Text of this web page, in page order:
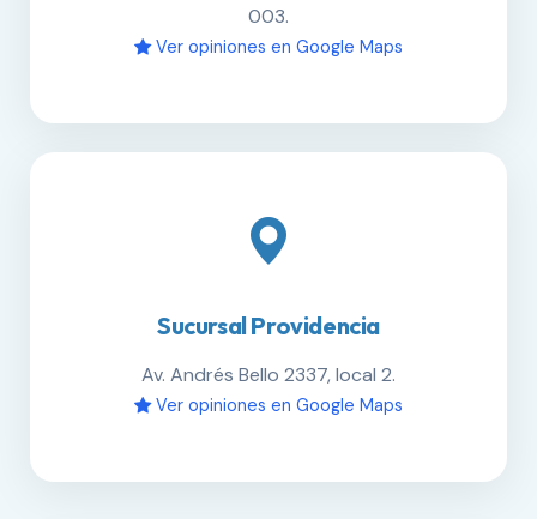
003.
Ver opiniones en Google Maps
Sucursal Providencia
Av. Andrés Bello 2337, local 2.
Ver opiniones en Google Maps